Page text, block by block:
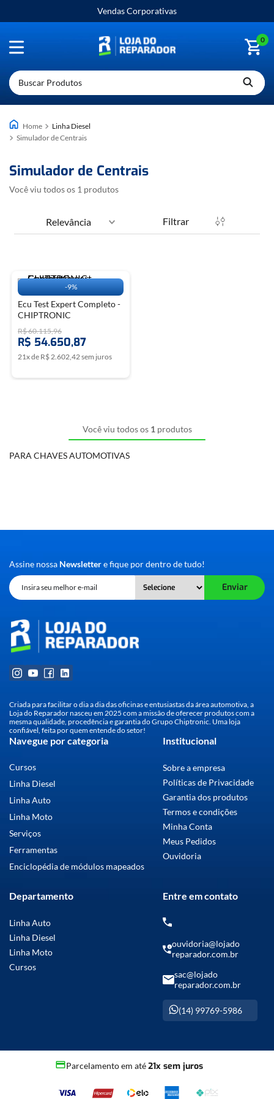
Vendas Corporativas
0
Buscar Produtos
Linha Diesel
Simulador de Centrais
Simulador de Centrais
Você viu todos os 1 produtos
Filtrar
Relevância
-9%
Ecu Test Expert Completo -
CHIPTRONIC
R$60.115,96
R$ 54.650,87
21x de R$2.602,42sem juros
Você viu todos os 1 produtos
PARA CHAVES AUTOMOTIVAS
Assine nossa Newslettere fique por dentro de tudo!
Enviar
Criada para facilitar o dia a dia das oficinas e entusiastas da área automotiva, a
Loja do Reparador nasceu em 2025 com a missão de oferecer produtos com a
mesma qualidade, procedência e garantia do Grupo Chiptronic. Uma loja
confiável, feita por quem entende do setor!
Navegue por categoria
Cursos
Linha Diesel
Linha Auto
Linha Moto
Serviços
Ferramentas
Enciclopédia de módulos mapeados
Institucional
Sobre a empresa
Políticas de Privacidade
Garantia dos produtos
Termos e condições
Minha Conta
Meus Pedidos
Ouvidoria
Departamento
Linha Auto
Linha Diesel
Linha Moto
Cursos
Entre em contato
ouvidoria@lojado
reparador.com.br
sac@lojado
reparador.com.br
(14) 99769-5986
Parcelamento em até21x sem juros